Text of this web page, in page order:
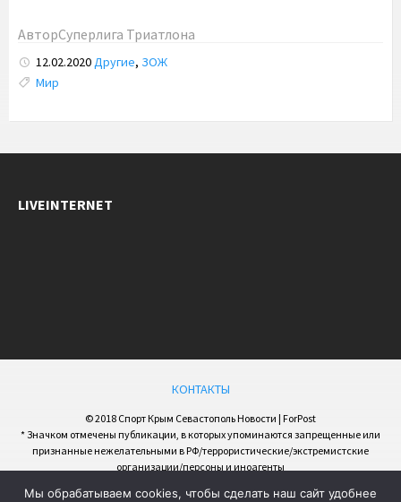
АвторСуперлига Триатлона
12.02.2020Другие, ЗОЖ
Tags:
Мир
LIVEINTERNET
КОНТАКТЫ
© 2018 Спорт Крым Севастополь Новости | ForPost
* Значком отмечены публикации, в которых упоминаются запрещенные или
признанные нежелательными в РФ/террористические/экстремистские
организации/персоны и иноагенты
Мы обрабатываем cookies, чтобы сделать наш сайт удобнее